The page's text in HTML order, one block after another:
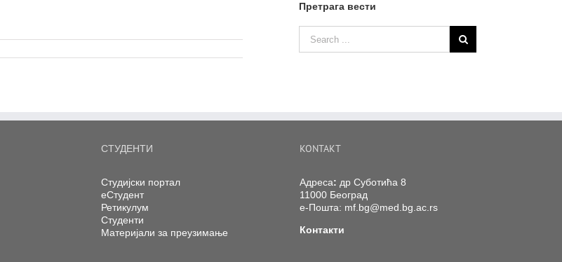
Претрага вести
СТУДЕНТИ
Студијски портал
еСтудент
Ретикулум
Студенти
Материјали за преузимање
KONTAKT
Адреса: др Суботића 8
11000 Београд
е-Пошта: mf.bg@med.bg.ac.rs
Контакти